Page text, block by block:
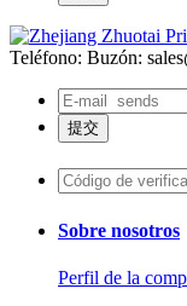
Teléfono: Buzón:
Sobre nosotros
Perfil de la